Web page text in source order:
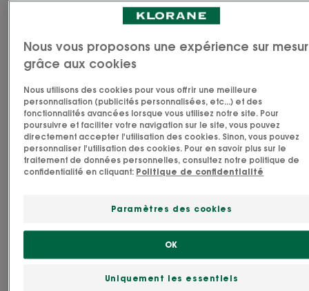
Type de peau
Peau normale - tous types de peau
Besoin
Hydratation - hygiène
Doux, sans sulfate et sans savon, le Gel douche au
parfum Eau de Tiaré est spécialement formulé
pour nettoyer délicatement tous les types de
Nous vous proposons une expérience sur
grâce aux cookies
Nous utilisons des cookies pour vous offrir une meilleure
personnalisation (publicités personnalisées, etc...) et des
fonctionnalités avancées lorsque vous utilisez notre site. Pour
poursuivre et faciliter votre navigation sur le site, vous pouvez
directement accepter l'utilisation des cookies. Sinon, vous pouvez
personnaliser l'utilisation des cookies. Pour en savoir plus sur le
traitement de données personnelles, consultez notre politique de
confidentialité en cliquant: Politique de confidentialité
Paramètres des cookies
Uniquement les essentiels
OK